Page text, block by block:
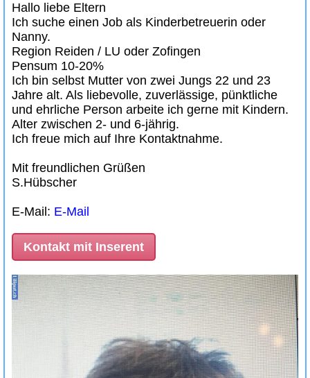
Hallo liebe Eltern
Ich suche einen Job als Kinderbetreuerin oder
Nanny.
Region Reiden / LU oder Zofingen
Pensum 10-20%
Ich bin selbst Mutter von zwei Jungs 22 und 23
Jahre alt. Als liebevolle, zuverlässige, pünktliche
und ehrliche Person arbeite ich gerne mit Kindern.
Alter zwischen 2- und 6-jährig.
Ich freue mich auf Ihre Kontaktnahme.
Mit freundlichen Grüßen
S.Hübscher
E-Mail: E-Mail
Kontakt mit Inserent